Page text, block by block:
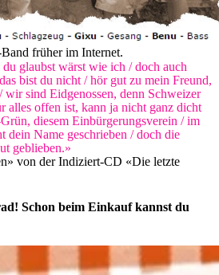
früher im Internet.
glaubst wärst wie ich / doch auch
bist du nicht / hör gut zu mein Freund,
wir sind Eidgenossen, denn Schweizer
alles offen ist, kann ja nicht ganz dicht
diesem Einbürgerungsverein / im
dein Name geschrieben / doch die
geblieben.»
von der Indiziert-CD «Die letzte
Schon beim Einkauf kannst du